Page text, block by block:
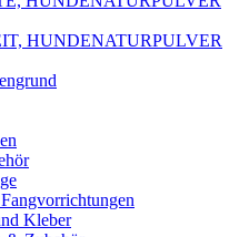
HUNDENATURPULVER
Kleber